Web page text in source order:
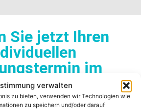
verwalten
zu bieten, verwenden wir Technologien wie
zu speichern und/oder darauf
Sie jetzt Ihren
im
oder bei Ihnen zu
Hause.